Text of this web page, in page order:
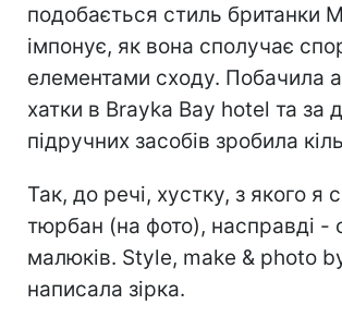
подобається стиль британки
імпонує, як вона сполучає
елементами сходу. Побачила
хатки в Brayka Bay hotel та за
підручних засобів зробила
Так, до речі, хустку, з якого я
тюрбан (на фото), насправді -
малюків. Style, make & photo
написала зірка.